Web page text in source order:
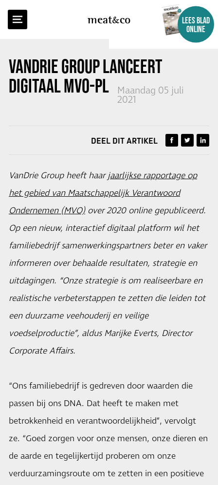
meatco
LEES BLAD
ONLINE
VANDRIE GROUP LANCEERT
DIGITAAL MVO-PLATFORM
Maandag 05 juli
2021
TERUG NAAR OVERZICHT
DEEL DIT ARTIKEL
VanDrie Group heeft haarjaarlijkse rapportage op
het gebied van Maatschappelijk Verantwoord
Ondernemen (MVO)over 2020 online gepubliceerd.
Op een nieuw, interactief digitaal platform wil het
familiebedrijf samenwerkingspartners beter en vaker
informeren over behaalde resultaten, strategie en
uitdagingen. “Onze strategie is om realiseerbare en
realistische verbeterstappen te zetten die leiden tot
een duurzame veehouderij en veilige
voedselproductie”, aldus Marijke Everts, Director
Corporate Affairs.
“Ons familiebedrijf is gedreven door waarden die
passen bij ons DNA. Dat heeft te maken met
betrokkenheid en verantwoordelijkheid”, vervolgt
ze. “Goed zorgen voor onze mensen, onze dieren en
de aarde en tegelijkertijd proberen om onze
verduurzamingsroute om te zetten in een positieve